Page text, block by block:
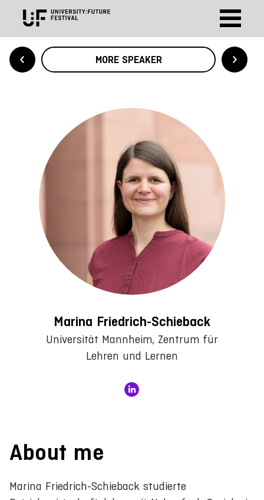
MORE SPEAKER
Marina Friedrich-Schieback
Universität Mannheim, Zentrum für
Lehren und Lernen
About me
Marina Friedrich-Schieback studierte